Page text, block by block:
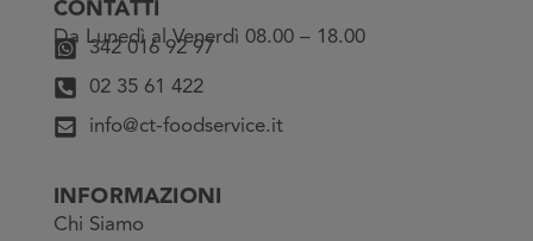
CONTATTI
Da Lunedì al Venerdì 08.00 – 18.00
342 016 92 97
02 35 61 422
info@ct-foodservice.it
INFORMAZIONI
Chi Siamo